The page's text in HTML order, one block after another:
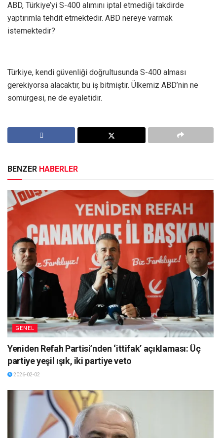
ABD, Türkiye’yi S-400 alımını iptal etmediği takdirde
yaptırımla tehdit etmektedir. ABD nereye varmak
istemektedir?
Türkiye, kendi güvenliği doğrultusunda S-400 alması
gerekiyorsa alacaktır, bu iş bitmiştir. Ülkemiz ABD’nin ne
sömürgesi, ne de eyaletidir.
BENZER HABERLER
GENEL
Yeniden Refah Partisi’nden ‘ittifak’ açıklaması: Üç
partiye yeşil ışık, iki partiye veto
2026-02-02